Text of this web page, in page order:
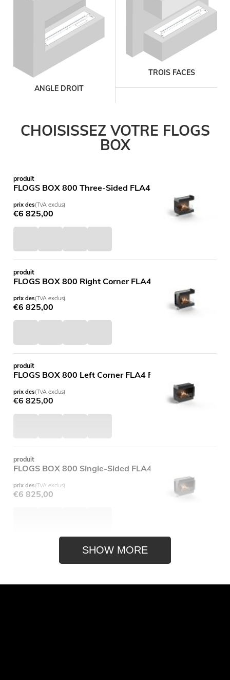
ANGLE DROIT
TROIS FACES
CHOISISSEZ VOTRE FLOGS
BOX
produit
FLOGS BOX 800 Three-Sided FLA4 FLOGS 790
prix des(TVA exclus)
€6 825,00
produit
FLOGS BOX 800 Right Corner FLA4 FLOGS 790
prix des(TVA exclus)
€6 825,00
produit
FLOGS BOX 800 Left Corner FLA4 FLOGS 790
prix des(TVA exclus)
€6 825,00
produit
FLOGS BOX 800 Single-Sided FLA4 FLOGS 790
prix des(TVA exclus)
€6 825,00
FLOGS BOX 800 Three-Sided Flue Connection FLA4
SHOW MORE